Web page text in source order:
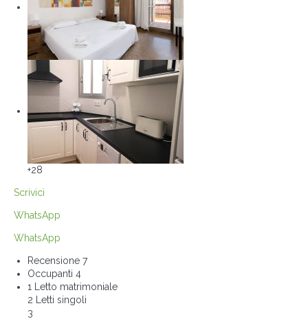
+28
Scrivici
WhatsApp
WhatsApp
Recensione 7
Occupanti 4
1 Letto matrimoniale
2 Letti singoli
3